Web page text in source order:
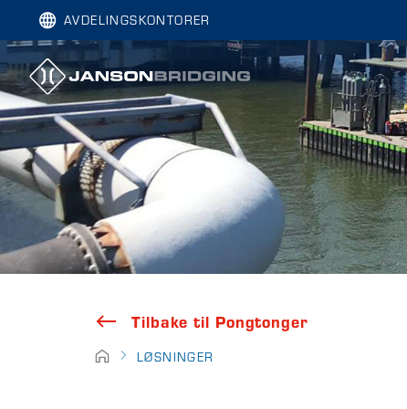
AVDELINGSKONTORER
Tilbake til Pongtonger
LØSNINGER